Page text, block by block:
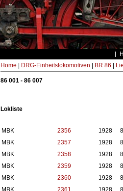
Home DRG-Einheitslokomotiven BR 86
86 001 - 86 007
Lokliste
MBK 2356 1928
MBK
2357 1928
MBK
2358 1928
MBK
2359 1928
MBK
2360 1928
MBK
2361 1928